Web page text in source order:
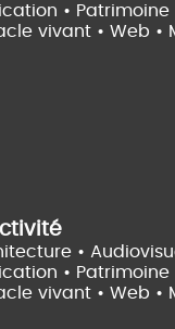
• Patrimoine
vivant • Web •
•
• Patrimoine
vivant • Web •